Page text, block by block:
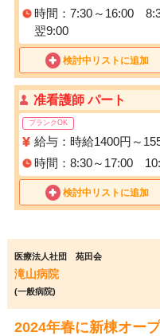
時間：7:30～16:00
翌9:00
検討中リストに追加
准看護師 パート
ブランクOK
給与：時給1400円～
時間：8:30～17:00
検討中リストに追加
医療法人社団 苑田会
滝山病院
(一般病院)
2024年春に新棟オー